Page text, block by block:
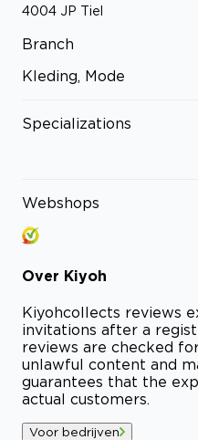
4004 JP Tiel
Branch
Kleding, Mode
Specializations
Webshops
Over Kiyoh
Kiyohcollects reviews
invitations after a
reviews are checked
unlawful content and
guarantees that the
actual customers.
Voor bedrijven